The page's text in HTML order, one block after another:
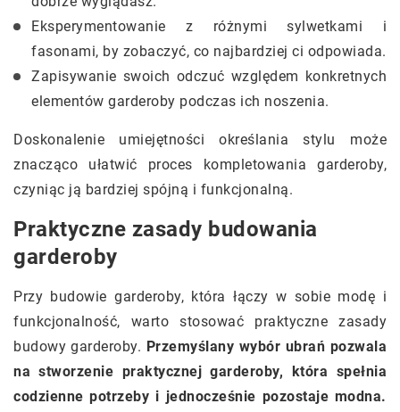
Eksperymentowanie z różnymi sylwetkami i
fasonami, by zobaczyć, co najbardziej ci odpowiada.
Zapisywanie swoich odczuć względem konkretnych
elementów garderoby podczas ich noszenia.
Doskonalenie umiejętności określania stylu może
znacząco ułatwić proces kompletowania garderoby,
czyniąc ją bardziej spójną i funkcjonalną.
Praktyczne zasady budowania
garderoby
Przy budowie garderoby, która łączy w sobie modę i
funkcjonalność, warto stosować praktyczne zasady
budowy garderoby. Przemyślany wybór ubrań pozwala
na stworzenie praktycznej garderoby, która spełnia
codzienne potrzeby i jednocześnie pozostaje modna.